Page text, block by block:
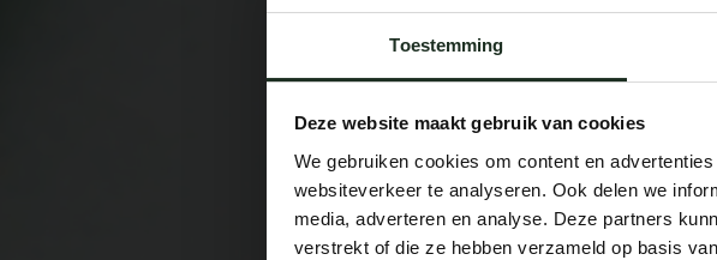
Toestemming
Deze website maakt gebruik van cookies
We gebruiken cookies om content en
websiteverkeer te analyseren. Ook delen we
media, adverteren en analyse. Deze partners
verstrekt of die ze hebben verzameld op basis